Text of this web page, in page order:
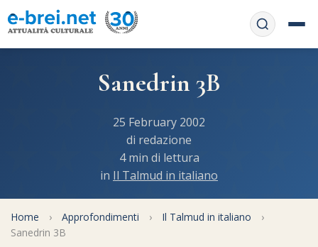
APP web
Informativa Privacy
Libri di preghiera
Regole di Halachà
Servizi on-
line
Orari di Shabbat
Sanedrin 3B
25 February 2002
di redazione
4 min di lettura
in Il Talmud in italiano
Home › Approfondimenti › Il Talmud in italiano
›
Sanedrin 3B